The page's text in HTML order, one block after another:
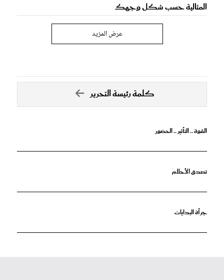
المثالية حسب شكل وجهك
عرض المزيد
كلمة رئيسة التحرير
القوة .. التأثير .. الحضور
تصدق الأحلام
جرأة البدايات